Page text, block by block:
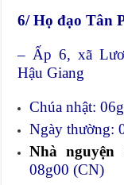
6/ Họ đạo Tân
– Ấp 6, xã
Hậu Giang
Chúa nhật:
Ngày thường:
Nhà nguyện
08g00 (CN)